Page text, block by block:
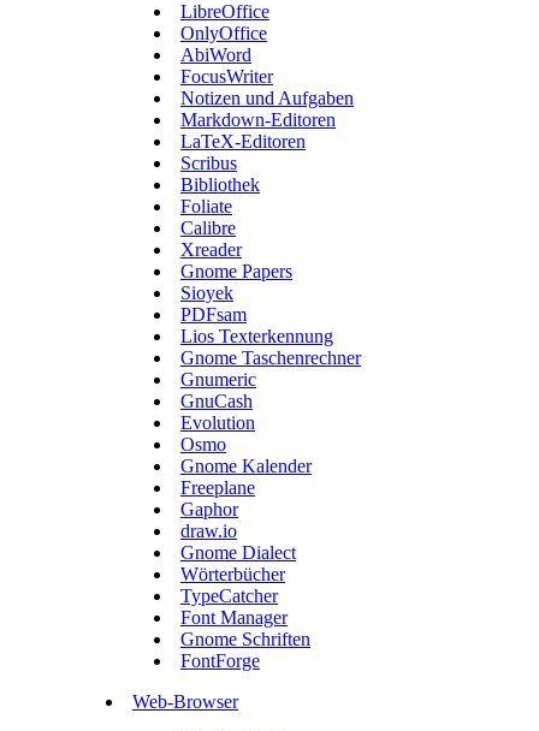
LibreOffice
OnlyOffice
AbiWord
FocusWriter
Notizen und Aufgaben
Markdown-Editoren
LaTeX-Editoren
Scribus
Bibliothek
Foliate
Calibre
Xreader
Gnome Papers
Sioyek
PDFsam
Lios Texterkennung
Gnome Taschenrechner
Gnumeric
GnuCash
Evolution
Osmo
Gnome Kalender
Freeplane
Gaphor
draw.io
Gnome Dialect
Wörterbücher
TypeCatcher
Font Manager
Gnome Schriften
FontForge
Web-Browser